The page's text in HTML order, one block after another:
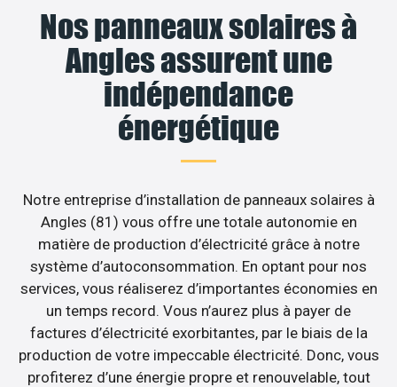
Nos panneaux solaires à
Angles assurent une
indépendance
énergétique
Notre entreprise d’installation de panneaux solaires à
Angles (81) vous offre une totale autonomie en
matière de production d’électricité grâce à notre
système d’autoconsommation. En optant pour nos
services, vous réaliserez d’importantes économies en
un temps record. Vous n’aurez plus à payer de
factures d’électricité exorbitantes, par le biais de la
production de votre impeccable électricité. Donc, vous
profiterez d’une énergie propre et renouvelable, tout